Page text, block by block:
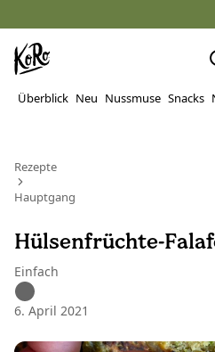
Überblick Neu Nussmuse Snacks
Rezepte
Hauptgang
Hülsenfrüchte-
Einfach
6. April 2021